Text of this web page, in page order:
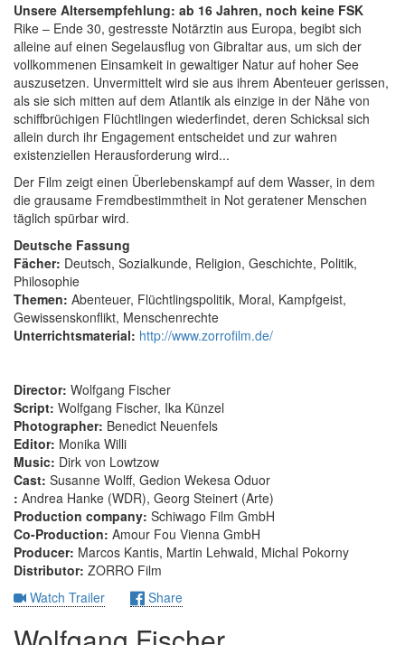
Unsere Altersempfehlung: ab 16 Jahren, noch keine FSK
Rike – Ende 30, gestresste Notärztin aus Europa, begibt sich
alleine auf einen Segelausflug von Gibraltar aus, um sich der
vollkommenen Einsamkeit in gewaltiger Natur auf hoher See
auszusetzen. Unvermittelt wird sie aus ihrem Abenteuer gerissen,
als sie sich mitten auf dem Atlantik als einzige in der Nähe von
schiffbrüchigen Flüchtlingen wiederfindet, deren Schicksal sich
allein durch ihr Engagement entscheidet und zur wahren
existenziellen Herausforderung wird...
Der Film zeigt einen Überlebenskampf auf dem Wasser, in dem
die grausame Fremdbestimmtheit in Not geratener Menschen
täglich spürbar wird.
Deutsche Fassung
Fächer: Deutsch, Sozialkunde, Religion, Geschichte, Politik,
Philosophie
Themen: Abenteuer, Flüchtlingspolitik, Moral, Kampfgeist,
Gewissenskonflikt, Menschenrechte
Unterrichtsmaterial: http://www.zorrofilm.de/
Director: Wolfgang Fischer
Script: Wolfgang Fischer, Ika Künzel
Photographer: Benedict Neuenfels
Editor: Monika Willi
Music: Dirk von Lowtzow
Cast: Susanne Wolff, Gedion Wekesa Oduor
: Andrea Hanke (WDR), Georg Steinert (Arte)
Production company: Schiwago Film GmbH
Co-Production: Amour Fou Vienna GmbH
Producer: Marcos Kantis, Martin Lehwald, Michal Pokorny
Distributor: ZORRO Film
Watch Trailer
Share